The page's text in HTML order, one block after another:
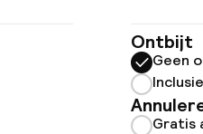
Ontbijt
Geen
Gratis